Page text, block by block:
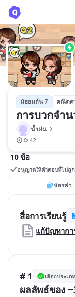
มัธยมต้น 7 คณิตศ
การบวกจำ
น้ำฝน
42
10 ข้อ
อนุญาตให้คำตอบที่ไม่ถู
บัตรคำ
สื่อการเรียนรู้
แก้ปัญหาก
# 1 เลือกประเภท
ผลลัพธ์ของ